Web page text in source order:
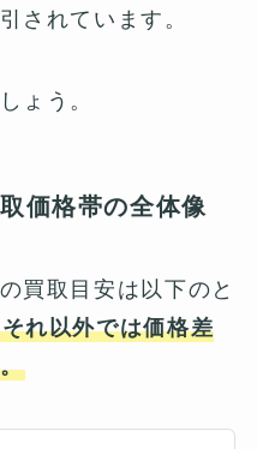
されています。
ょう。
価格帯の全体像
買取目安は以下のと
れ以外では価格差